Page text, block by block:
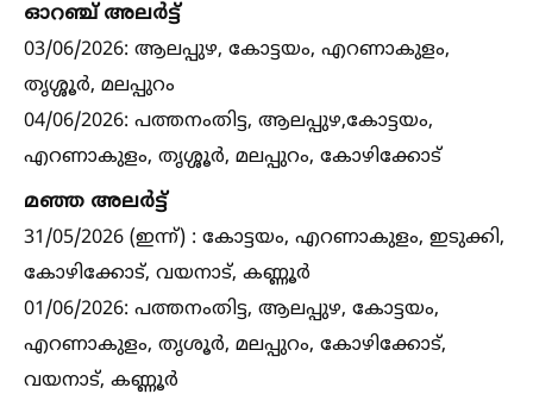
ഓറഞ്ച് അലർട്ട്
03/06/2026: ആലപ്പുഴ, കോട്ടയം, എറണാകുളം,
തൃശ്ശൂർ, മലപ്പുറം
04/06/2026: പത്തനംതിട്ട, ആലപ്പുഴ,കോട്ടയം,
എറണാകുളം, തൃശ്ശൂർ, മലപ്പുറം, കോഴിക്കോട്
മഞ്ഞ അലർട്ട്
31/05/2026 (ഇന്ന്) : കോട്ടയം, എറണാകുളം, ഇടുക്കി,
കോഴിക്കോട്, വയനാട്, കണ്ണൂർ
01/06/2026: പത്തനംതിട്ട, ആലപ്പുഴ, കോട്ടയം,
എറണാകുളം, തൃശൂർ, മലപ്പുറം, കോഴിക്കോട്,
വയനാട്, കണ്ണൂർ